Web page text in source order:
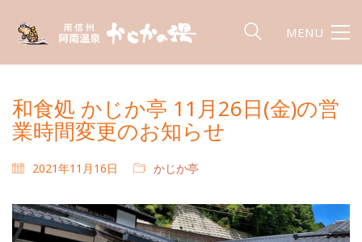
MENU
和食処 かじか亭 11月26日(金)の営
業時間変更のお知らせ
2021年11月16日 かじか亭